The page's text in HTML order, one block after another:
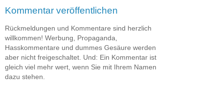
Kommentar veröffentlichen
Rückmeldungen und Kommentare sind herzlich
willkommen! Werbung, Propaganda,
Hasskommentare und dummes Gesäure werden
aber nicht freigeschaltet. Und: Ein Kommentar ist
gleich viel mehr wert, wenn Sie mit Ihrem Namen
dazu stehen.